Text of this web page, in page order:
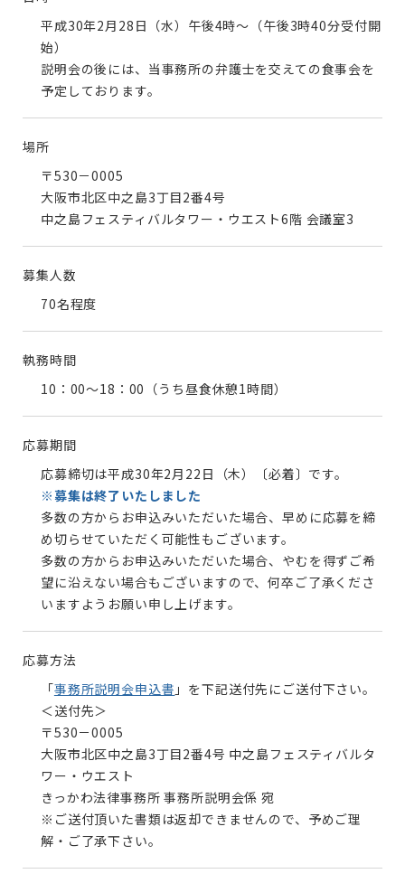
平成30年2月28日（水）午後4時～（午後3時40分受付開
始）
説明会の後には、当事務所の弁護士を交えての食事会を
予定しております。
場所
〒530－0005
大阪市北区中之島3丁目2番4号
中之島フェスティバルタワー・ウエスト6階 会議室3
募集人数
70名程度
執務時間
10：00～18：00（うち昼食休憩1時間）
応募期間
応募締切は平成30年2月22日（木）〔必着〕です。
※募集は終了いたしました
多数の方からお申込みいただいた場合、早めに応募を締
め切らせていただく可能性もございます。
多数の方からお申込みいただいた場合、やむを得ずご希
望に沿えない場合もございますので、何卒ご了承くださ
いますようお願い申し上げます。
応募方法
「事務所説明会申込書 」を下記送付先にご送付下さい。
＜送付先＞
〒530－0005
大阪市北区中之島3丁目2番4号 中之島フェスティバルタ
ワー・ウエスト
きっかわ法律事務所 事務所説明会係 宛
※ご送付頂いた書類は返却できませんので、予めご理
解・ご了承下さい。